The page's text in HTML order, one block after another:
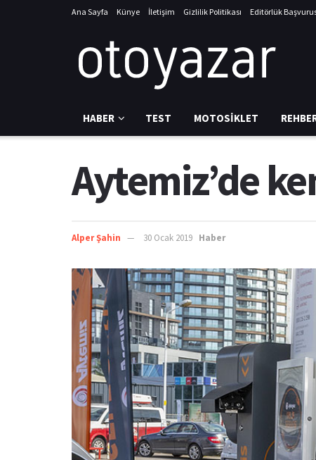
Ana Sayfa Künye İletişim Gizlilik Politikası Editörlük
HABER TEST MOTOSIKLET
Aytemiz’de
Alper Şahin 30 Ocak 2019 Haber